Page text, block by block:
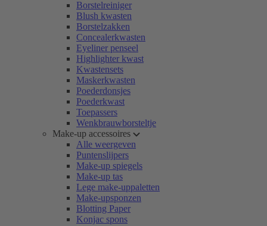
Borstelreiniger
Blush kwasten
Borstelzakken
Concealerkwasten
Eyeliner penseel
Highlighter kwast
Kwastensets
Maskerkwasten
Poederdonsjes
Poederkwast
Toepassers
Wenkbrauwborsteltje
Make-up accessoires
Alle weergeven
Puntenslijpers
Make-up spiegels
Make-up tas
Lege make-uppaletten
Make-upsponzen
Blotting Paper
Konjac spons